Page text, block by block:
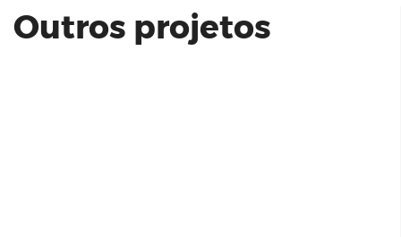
Outros projetos